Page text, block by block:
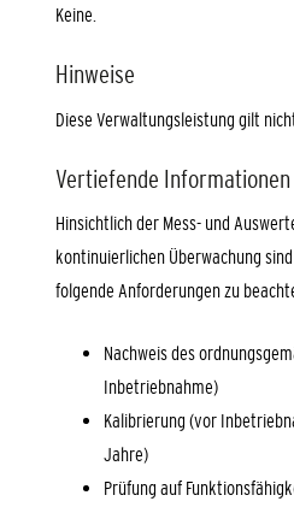
Keine.
Hinweise
Diese Verwaltungsleistung gilt
Vertiefende Informationen
Hinsichtlich der Mess- und
kontinuierlichen Überwachung
folgende Anforderungen zu
Nachweis des
Inbetriebnahme)
Kalibrierung (vor
Jahre)
Prüfung auf